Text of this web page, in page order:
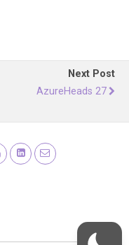
Next Post
AzureHeads 27